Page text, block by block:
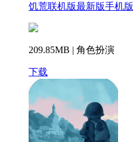
饥荒联机版最新版手机
209.85MB | 角色扮演
下载